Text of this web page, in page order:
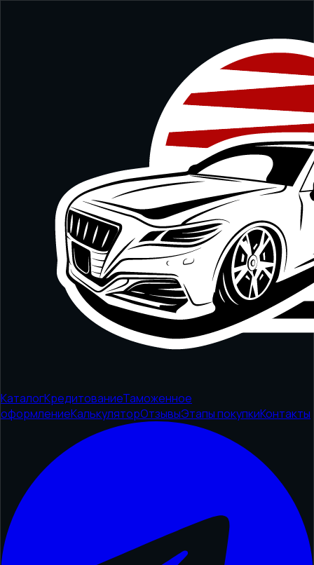
КаталогКредитованиеТаможенное
оформлениеКалькуляторОтзывыЭтапы покупкиКонтакты